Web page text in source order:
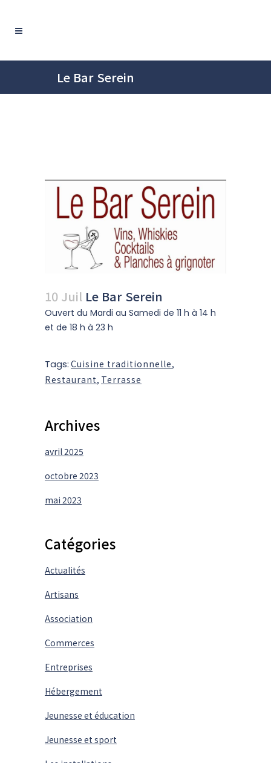
Le Bar Serein
10 Juil Le Bar Serein
Ouvert du Mardi au Samedi de 11 h à 14 h
et de 18 h à 23 h
Tags: Cuisine traditionnelle,
Restaurant, Terrasse
Archives
avril 2025
octobre 2023
mai 2023
Catégories
Actualités
Artisans
Association
Commerces
Entreprises
Hébergement
Jeunesse et éducation
Jeunesse et sport